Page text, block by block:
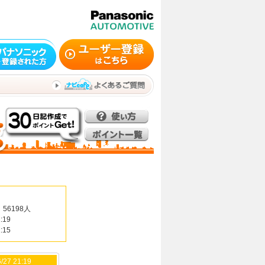
56198人
27 21:19